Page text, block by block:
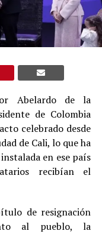
Abelardo de la
de Colombia
celebrado desde
de Cali, lo que ha
en ese país
recibían el
de resignación
al pueblo, la